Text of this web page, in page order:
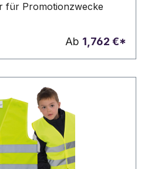
für Promotionzwecke
Ab 1,762 €*